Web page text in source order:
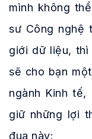
mình không
sư Công nghệ
giới dữ liệu, thì
sẽ cho bạn
ngành Kinh tế,
giữ những lợi
đua này: